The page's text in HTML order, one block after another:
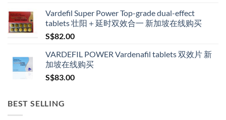
Vardefil Super Power Top-grade dual-effect
tablets 壮阳＋延时双效合一 新加坡在线购买
S$82.00
VARDEFIL POWER Vardenafil tablets 双效片 新
加坡在线购买
S$83.00
BEST SELLING